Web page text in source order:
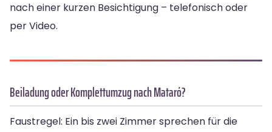
nach einer kurzen Besichtigung – telefonisch oder
per Video.
Beiladung oder Komplettumzug nach Mataró?
Faustregel: Ein bis zwei Zimmer sprechen für die